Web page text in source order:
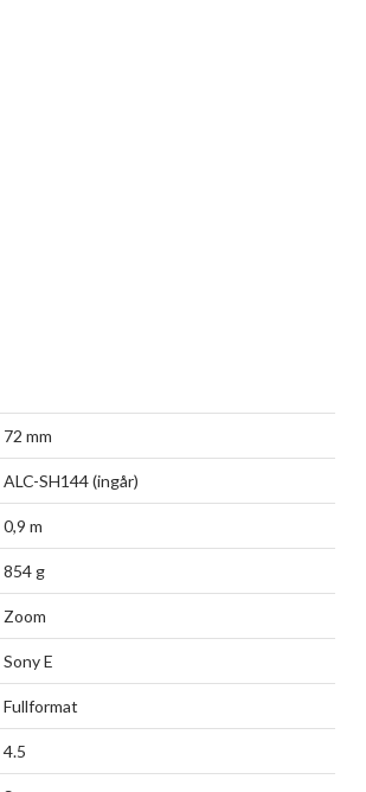
72 mm
ALC-SH144 (ingår)
0,9 m
854 g
Zoom
Sony E
Fullformat
4.5